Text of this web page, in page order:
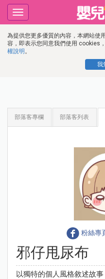
為提供您更多優質的內容，本網站使
容，即表示您同意我們使用 cookies
權說明 。
我
Toggle
navigation
部落客專欄 部落客列表
粉絲專
邪仔甩尿布
以獨特的個人風格敘述故